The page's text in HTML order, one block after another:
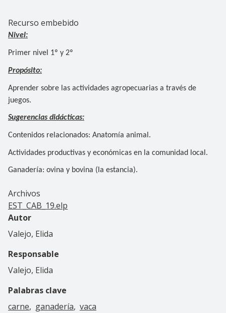
Recurso embebido
Nivel:
Primer nivel 1º y 2º
Propósito:
Aprender sobre las actividades agropecuarias a través de
juegos.
Sugerencias didácticas:
Contenidos relacionados: Anatomía animal.
Actividades productivas y económicas en la comunidad local.
Ganadería: ovina y bovina (la estancia).
Archivos
EST_CAB_19.elp
Autor
Valejo, Elida
Responsable
Valejo, Elida
Palabras clave
carne
ganadería vaca